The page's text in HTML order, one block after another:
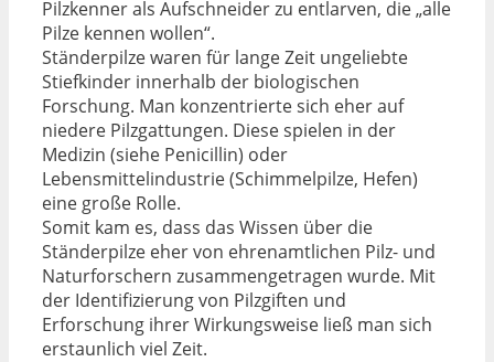
Pilzkenner als Aufschneider zu entlarven, die „alle
Pilze kennen wollen“.
Ständerpilze waren für lange Zeit ungeliebte
Stiefkinder innerhalb der biologischen
Forschung. Man konzentrierte sich eher auf
niedere Pilzgattungen. Diese spielen in der
Medizin (siehe Penicillin) oder
Lebensmittelindustrie (Schimmelpilze, Hefen)
eine große Rolle.
Somit kam es, dass das Wissen über die
Ständerpilze eher von ehrenamtlichen Pilz- und
Naturforschern zusammengetragen wurde. Mit
der Identifizierung von Pilzgiften und
Erforschung ihrer Wirkungsweise ließ man sich
erstaunlich viel Zeit.